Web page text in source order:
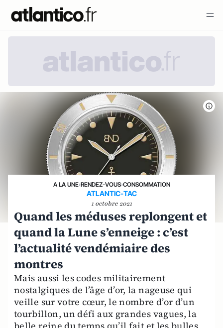
A LA UNE›RENDEZ-VOUS›CONSOMMATION
ATLANTIC-TAC
1 octobre 2021
Quand les méduses replongent et
quand la Lune s’enneige : c’est
l’actualité vendémiaire des
montres
Mais aussi les codes militairement
nostalgiques de l’âge d’or, la nageuse qui
veille sur votre cœur, le nombre d’or d’un
tourbillon, un défi aux grandes vagues, la